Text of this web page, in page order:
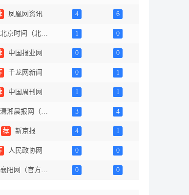
凤凰网资讯 4 6
北京时间（北京网络广播电视台） 1 0
中国报业网 0 0
千龙网新闻 0 1
中国周刊网 1 1
潇湘晨报网（同步百家号） 3 4
荐 新京报 4 1
人民政协网 0 0
襄阳网（官方百家号） 0 0